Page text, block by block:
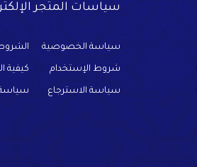
سياسات المتجر
سياسة الخصوصية
شروط الإستخدام كيفية
سياسة الاسترجاع سياسة